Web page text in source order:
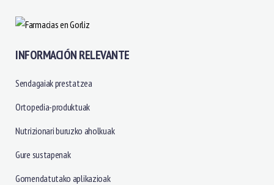
INFORMACIÓN RELEVANTE
Sendagaiak prestatzea
Ortopedia-produktuak
Nutrizionari buruzko aholkuak
Gure sustapenak
Gomendatutako aplikazioak